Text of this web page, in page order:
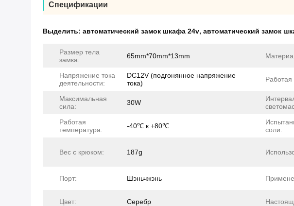
Спецификации
Выделить: автоматический замок шкафа 24v, автоматический замок
Размер тела
замка:
65mm*70mm*13mm
Напряжение тока
деятельности:
DC12V (подгонянное напряжение
тока)
Работая
Максимальная
сила:
30W
Работая
температура:
-40℃ к +80℃
соли:
Вес с крюком: 187g
Порт: Шэньчжэнь
Цвет: Серебр